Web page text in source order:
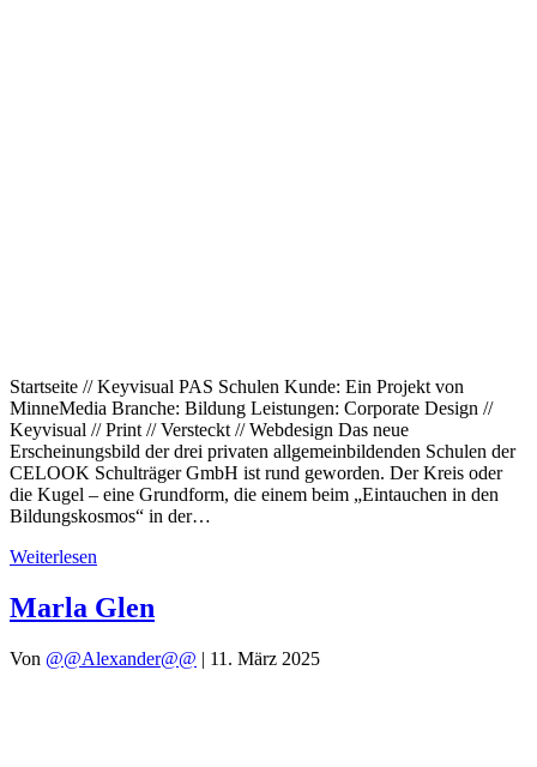
Startseite // Keyvisual PAS Schulen Kunde: Ein Projekt von
MinneMedia Branche: Bildung Leistungen: Corporate Design //
Keyvisual // Print // Versteckt // Webdesign Das neue
Erscheinungsbild der drei privaten allgemeinbildenden Schulen der
CELOOK Schulträger GmbH ist rund geworden. Der Kreis oder
die Kugel – eine Grundform, die einem beim „Eintauchen in den
Bildungskosmos“ in der…
Weiterlesen
Marla Glen
Von @@Alexander@@ | 11. März 2025